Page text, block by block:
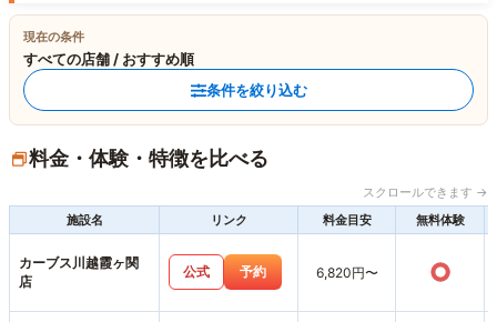
現在の条件
すべての店舗 / おすすめ順
条件を絞り込む
料金・体験・特徴を比べる
スクロールできます →
施設名
リンク 料金目安 無料体験
カーブス川越霞ヶ関
店
公式 予約 6,820円〜 ○